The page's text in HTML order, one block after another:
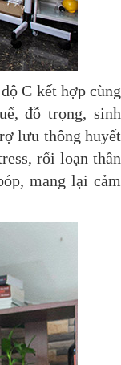
C kết hợp cùng
đỗ trọng, sinh
lưu thông huyết
rối loạn thần
mang lại cảm